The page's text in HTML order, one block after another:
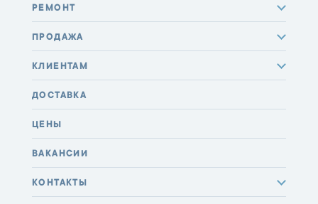
РЕМОНТ
ПРОДАЖА
КЛИЕНТАМ
ДОСТАВКА
ЦЕНЫ
ВАКАНСИИ
КОНТАКТЫ